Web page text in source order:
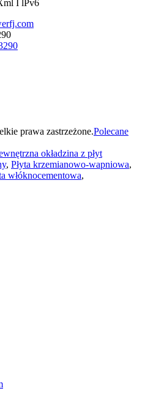
I lPv6
prawa zastrzeżone.Polecane
okładzina z płyt
, Płyta krzemianowo-wapniowa,
włóknocementowa,